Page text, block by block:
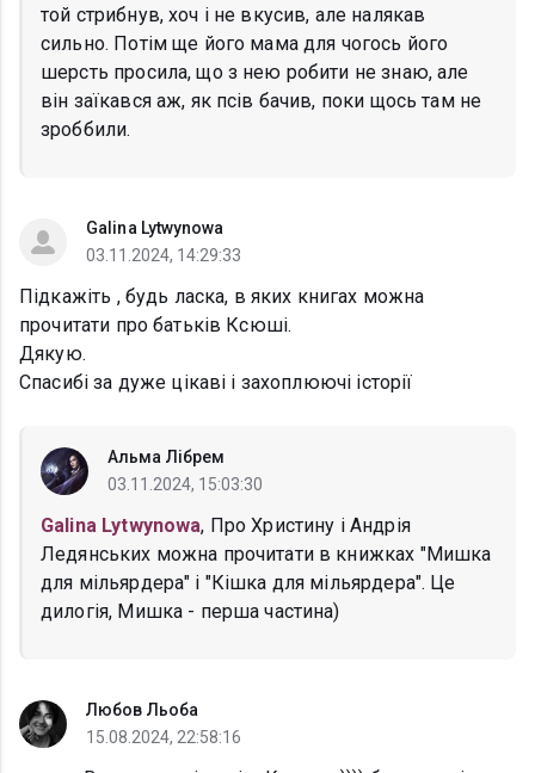
той стрибнув, хоч і не вкусив, але налякав
сильно. Потім ще його мама для чогось його
шерсть просила, що з нею робити не знаю, але
він заїкався аж, як псів бачив, поки щось там не
зроббили.
Galina Lytwynowa
03.11.2024, 14:29:33
Підкажіть , будь ласка, в яких книгах можна
прочитати про батьків Ксюші.
Дякую.
Спасибі за дуже цікаві і захоплюючі історії
Альма Лібрем
03.11.2024, 15:03:30
Galina Lytwynowa, Про Христину і Андрія
Ледянських можна прочитати в книжках "Мишка
для мільярдера" і "Кішка для мільярдера". Це
дилогія, Мишка - перша частина)
Любов Льоба
15.08.2024, 22:58:16